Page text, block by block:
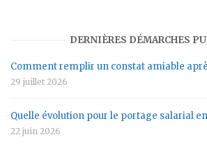
DERNIÈRES DÉMARCHES
Comment remplir un constat amiable
29 juillet 2026
Quelle évolution pour le portage salarial
22 juin 2026